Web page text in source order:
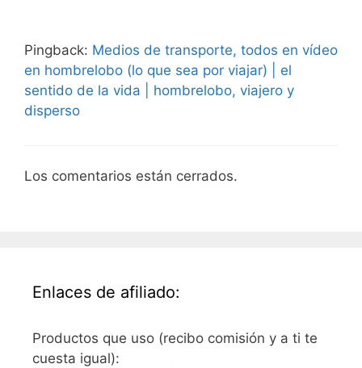
Pingback: Medios de transporte, todos en vídeo
en hombrelobo (lo que sea por viajar) | el
sentido de la vida | hombrelobo, viajero y
disperso
Los comentarios están cerrados.
Enlaces de afiliado:
Productos que uso (recibo comisión y a ti te
cuesta igual):